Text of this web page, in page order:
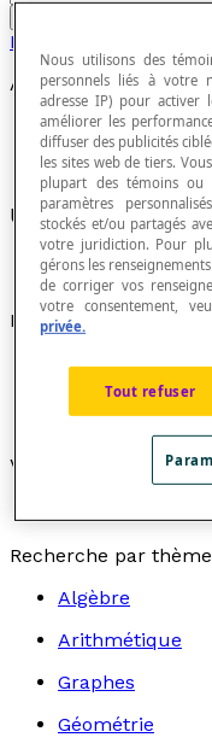
Mesure
Année (an)
Une année
Propriétés
1 année équivaut
1 année équivaut
1 siècle équivaut
Voir aussi
Recherche par thème
Algèbre
Arithmétique
Graphes
Géométrie
Nous utilisons des
personnels liés à votre
adresse IP) pour activer
améliorer les
diffuser des publicités
les sites web de tiers.
plupart des témoins ou
paramètres
stockés et/ou partagés
votre juridiction. Pour
gérons les
de corriger vos
votre consentement,
privée.
Tout refuser